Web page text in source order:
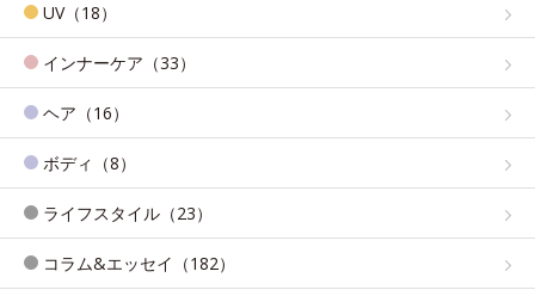
UV（18）
インナーケア（33）
ヘア（16）
ボディ（8）
ライフスタイル（23）
コラム&エッセイ（182）